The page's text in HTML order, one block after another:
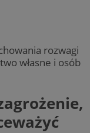
rozwagi
własne i osób